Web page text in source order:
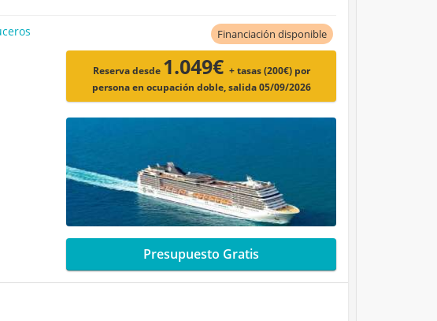
Financiación disponible
Reserva desde 1.049€ + tasas (200€) por
persona en ocupación doble, salida 05/09/2026
Presupuesto Gratis